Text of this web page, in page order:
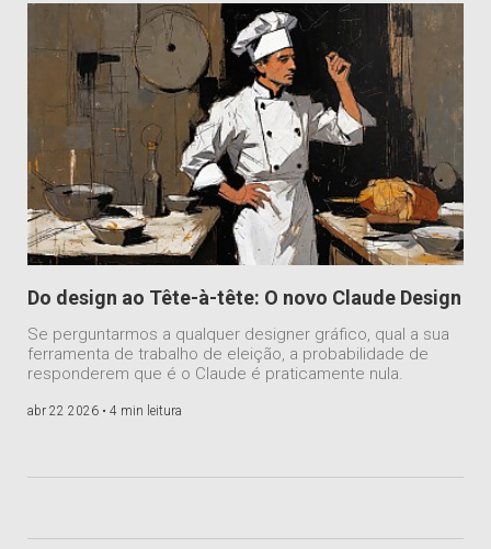
Do design ao Tête-à-tête: O novo Claude Design
Se perguntarmos a qualquer designer gráfico, qual a sua
ferramenta de trabalho de eleição, a probabilidade de
responderem que é o Claude é praticamente nula.
abr 22 2026 • 4 min leitura